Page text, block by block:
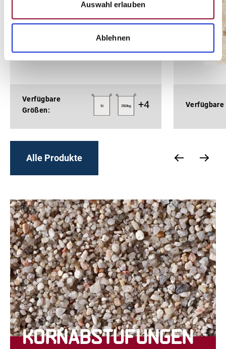
Auswahl erlauben
Ablehnen
Verfügbare
Größen:
+4 Verfügbare
Alle Produkte
Kornabstufungen